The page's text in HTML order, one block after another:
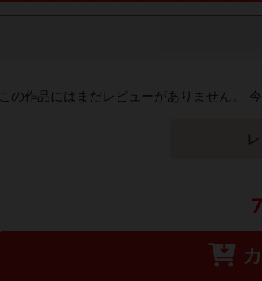
この作品にはまだレビューがありません。